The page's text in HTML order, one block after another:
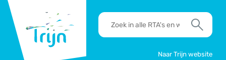
Trijn
RTA's
en
Zoek
Naar Trijn website